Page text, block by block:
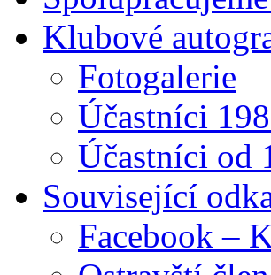
Klubové
Fotogalerie
Účastníci
Účastníci od
Související
Facebook –